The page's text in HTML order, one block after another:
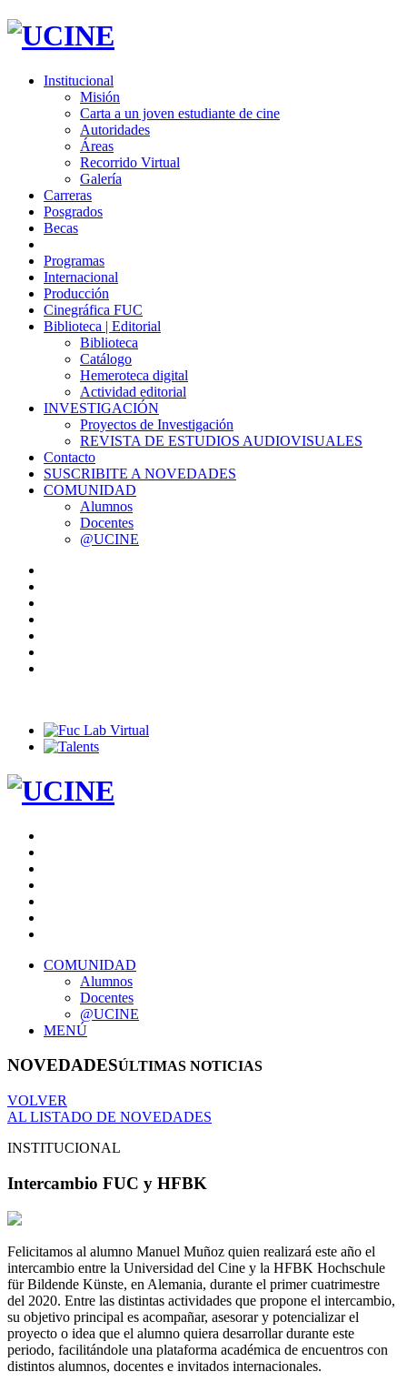
Institucional
Misión
Carta a un joven estudiante de cine
Autoridades
Áreas
Recorrido Virtual
Galería
Carreras
Posgrados
Becas
Programas
Internacional
Producción
Cinegráfica FUC
Biblioteca | Editorial
Biblioteca
Catálogo
Hemeroteca digital
Actividad editorial
INVESTIGACIÓN
Proyectos de Investigación
REVISTA DE ESTUDIOS AUDIOVISUALES
Contacto
SUSCRIBITE A NOVEDADES
COMUNIDAD
Alumnos
Docentes
@UCINE
COMUNIDAD
Alumnos
Docentes
@UCINE
MENÚ
NOVEDADESÚLTIMAS NOTICIAS
VOLVER
AL LISTADO DE NOVEDADES
INSTITUCIONAL
Intercambio FUC y HFBK
Felicitamos al alumno Manuel Muñoz quien realizará este año el
intercambio entre la Universidad del Cine y la HFBK Hochschule
für Bildende Künste, en Alemania, durante el primer cuatrimestre
del 2020. Entre las distintas actividades que propone el intercambio,
su objetivo principal es acompañar, asesorar y potencializar el
proyecto o idea que el alumno quiera desarrollar durante este
periodo, facilitándole una plataforma académica de encuentros con
distintos alumnos, docentes e invitados internacionales.